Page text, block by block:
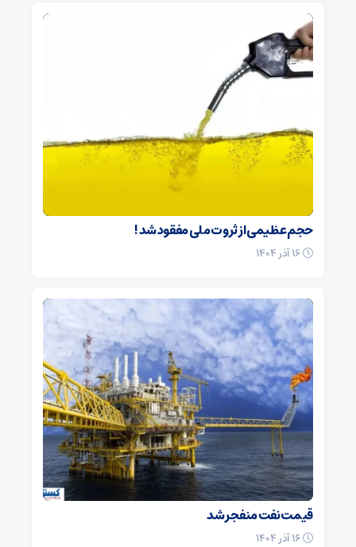
حجم عظیمی از ثروت ملی مفقود شد !
قیمت نفت منفجر شد